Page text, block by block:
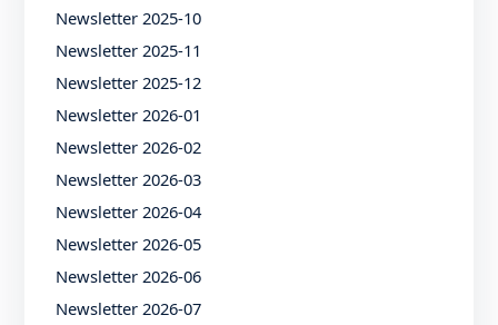
Newsletter 2025-10
Newsletter 2025-11
Newsletter 2025-12
Newsletter 2026-01
Newsletter 2026-02
Newsletter 2026-03
Newsletter 2026-04
Newsletter 2026-05
Newsletter 2026-06
Newsletter 2026-07